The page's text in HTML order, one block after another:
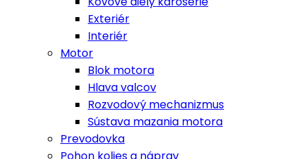
Exteriér
Interiér
Motor
Blok motora
Hlava valcov
Rozvodový mechanizmus
Sústava mazania motora
Prevodovka
Pohon kolies a náprav